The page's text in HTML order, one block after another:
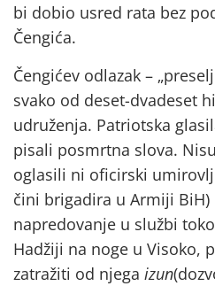
bi dobio usred rata bez
Čengića.
Čengićev odlazak –
svako od deset-dvadeset
udruženja. Patriotska
pisali posmrtna slova.
oglasili ni oficirski
čini brigadira u Armiji BiH)
napredovanje u službi
Hadžiji na noge u Visoko,
zatražiti od njega izun